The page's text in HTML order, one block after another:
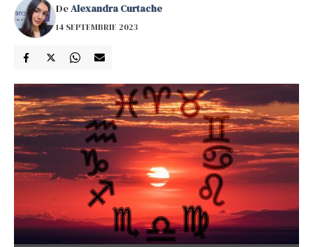
DeAlexandra Curtache
14 SEPTEMBRIE 2023